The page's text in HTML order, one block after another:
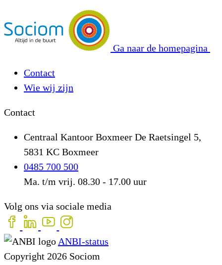
Ga naar de homepagina
Contact
Wie wij zijn
Contact
Centraal Kantoor Boxmeer De Raetsingel 5,
5831 KC Boxmeer
0485 700 500
Ma. t/m vrij. 08.30 - 17.00 uur
Volg ons via sociale media
ANBI-status
Copyright 2026 Sociom